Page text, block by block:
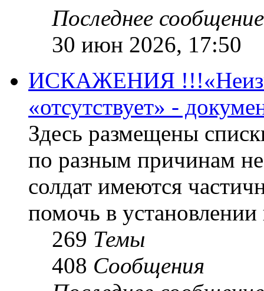
Последнее сообщение
30 июн 2026, 17:50
ИСКАЖЕНИЯ
«отсутствует» -
Здесь размещены
по разным причинам
солдат имеются
помочь в
269 Темы
408 Сообщения